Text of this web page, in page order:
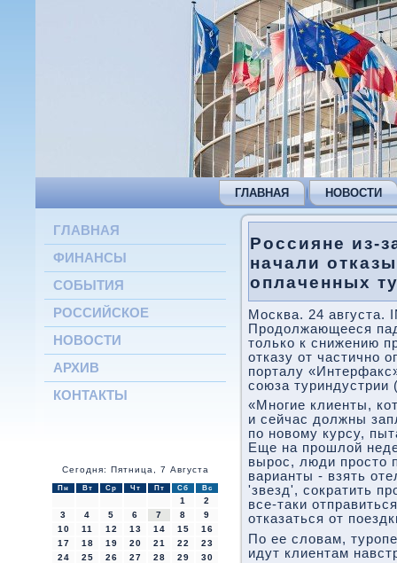
ГЛАВНАЯ НОВОСТИ
ГЛАВНАЯ
ФИНАНСЫ
СОБЫТИЯ
РОССИЙСКОЕ
НОВОСТИ
АРХИВ
КОНТАКТЫ
Сегодня: Пятница, 7 Августа
Пн Вт Ср Чт Пт Сб Вс
1
2
3
4 5 6 7 8
9
10
11 12 13 14 15
16
17
18 19 20 21 22
23
24
25 26 27 28 29
30
Россияне из-
начали
оплаченных
Москва. 24 августа.
Продолжающееся
только к снижению
отказу от частично
порталу
союза
«Многие клиенты,
и сейчас должны
по новому курсу,
Еще на прошлой
вырос, люди просто
варианты - взять
'звезд', сократить
все-таки
отказаться от
По ее словам,
идут клиентам